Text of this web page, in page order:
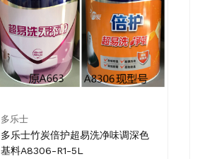
多乐士
多乐士竹炭倍护超易洗净味调深色
基料A8306-R1-5L